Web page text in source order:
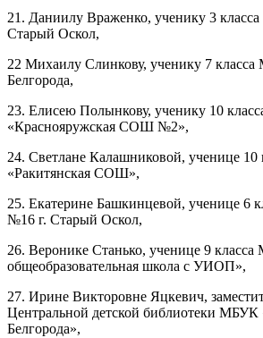
21. Даниилу Враженко, ученику 3
Старый Оскол,
22 Михаилу Слинкову, ученику 7
Белгорода,
23. Елисею Полынкову, ученику 10
«Краснояружская СОШ №2»,
24. Светлане Калашниковой, ученице
«Ракитянская СОШ»,
25. Екатерине Башкинцевой, ученице
№16 г. Старый Оскол,
26. Веронике Станько, ученице 9
общеобразовательная школа с УИОП»,
27. Ирине Викторовне Яцкевич,
Центральной детской библиотеки
Белгорода»,